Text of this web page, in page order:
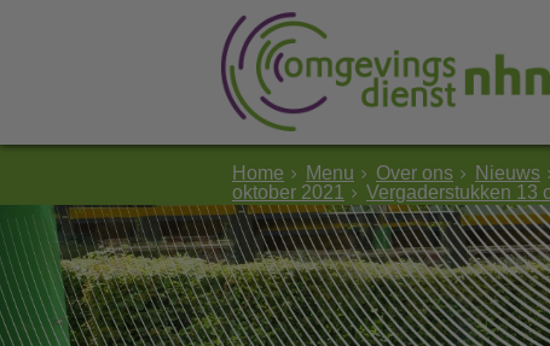
Home Menu Over ons Nieuws
oktober 2021
Vergaderstukken 13